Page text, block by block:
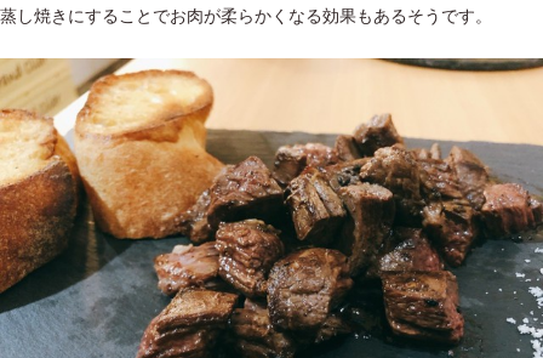
蒸し焼きにすることでお肉が柔らかくなる効果もあるそうです。